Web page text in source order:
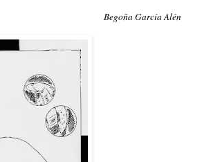
Begoña García Alén